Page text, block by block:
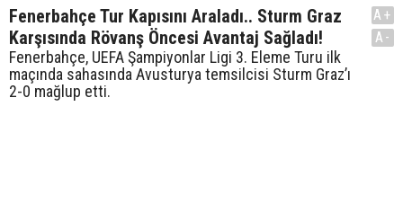
Fenerbahçe Tur Kapısını Araladı.. Sturm Graz
Karşısında Rövanş Öncesi Avantaj Sağladı!
Fenerbahçe, UEFA Şampiyonlar Ligi 3. Eleme Turu ilk
maçında sahasında Avusturya temsilcisi Sturm Graz’ı
2-0 mağlup etti.
A+
A-